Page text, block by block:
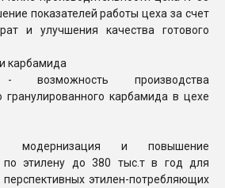
показателей работы цеха за счет
и улучшения качества готового
карбамида
производства
гранулированного карбамида в цехе
и повышение
по этилену до 380 тыс.т в год для
этилен-потребляющих